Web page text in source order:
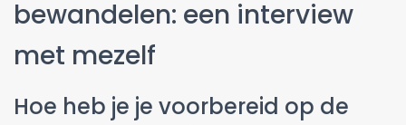
bewandelen: een interview
met mezelf
Hoe heb je je voorbereid op de